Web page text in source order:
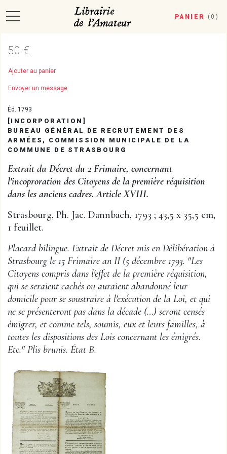
PANIER ( 0 )
50 €
Ajouter au panier
Envoyer un message
Éd. 1793
[INCORPORATION]
BUREAU GÉNÉRAL DE RECRUTEMENT DES
ARMÉES, COMMISSION MUNICIPALE DE LA
COMMUNE DE STRASBOURG
Extrait du Décret du 2 Frimaire, concernant
l'incoproration des Citoyens de la première réquisition
dans les anciens cadres. Article XVIII.
Strasbourg, Ph. Jac. Dannbach, 1793 ; 43,5 x 35,5 cm,
1 feuillet.
Placard bilingue. Extrait de Décret mis en Délibération à
Strasbourg le 15 Frimaire an II (5 décembre 1793. "Les
Citoyens compris dans l'effet de la première réquisition,
qui se seraient cachés ou auraient abandonné leur
domicile pour se soustraire à l'exécution de la Loi, et qui
ne se présenteront pas dans la décade (…) seront censés
émigrer, et comme tels, soumis, eux et leurs familles, à
toutes les dispositions des Lois concernant les émigrés.
Etc." Plis brunis. État B.